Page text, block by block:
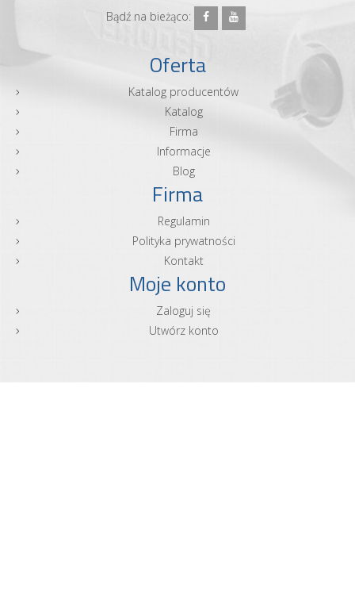
Bądź na bieżąco:
Oferta
Katalog producentów
Katalog
Firma
Informacje
Blog
Firma
Regulamin
Polityka prywatności
Kontakt
Moje konto
Zaloguj się
Utwórz konto